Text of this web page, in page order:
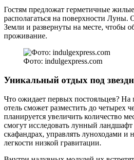
Гостям предложат герметичные
располагаться на поверхности Луны.
Земли и развернуты на месте, чтобы
проживание.
Фото: indulgexpress.com
Уникальный отдых под
Что ожидает первых постояльцев? На
отель сможет разместить до четырех
планируется увеличить количество
смогут исследовать лунный
скафандрах, управлять луноходами и
легкости низкой гравитации.